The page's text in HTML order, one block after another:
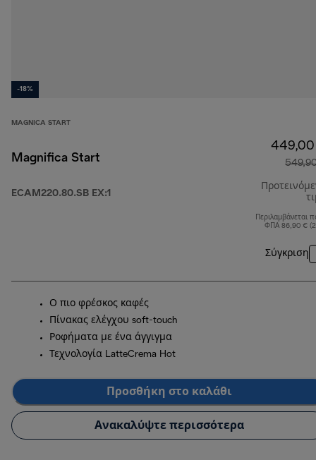
-18%
MAGNICA START
Magnifica Start
ECAM220.80.SB EX:1
Περιλαμβάνεται
ΦΠΑ 86,90 €
Σύγκριση
Ο πιο φρέσκος καφές
Πίνακας ελέγχου soft-touch
Ροφήματα με ένα άγγιγμα
Τεχνολογία LatteCrema Hot
Προσθήκη στο καλάθι
Ανακαλύψτε περισσότερα